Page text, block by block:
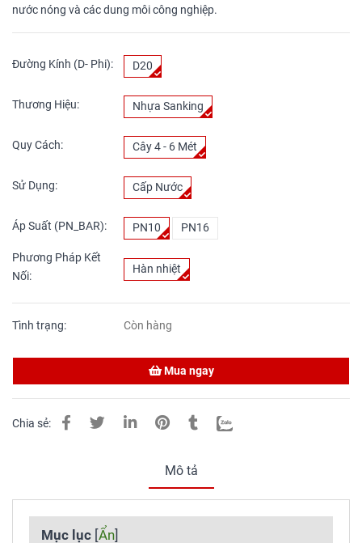
nước nóng và các dung môi công nghiệp.
Đường Kính (D- Phi): D20
Thương Hiệu: Nhựa Sanking
Quy Cách: Cây 4 - 6 Mét
Sử Dụng: Cấp Nước
Áp Suất (PN_BAR): PN10 PN16
Phương Pháp Kết
Nối:
Hàn nhiệt
Tình trạng: Còn hàng
Mua ngay
Chia sẻ:
Mô tả
Mục lục [Ẩn]